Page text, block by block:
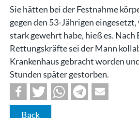
Sie hätten bei der Festnahme
gegen den 53-Jährigen
stark gewehrt habe, hieß es.
Rettungskräfte sei der Mann
Krankenhaus gebracht worden
Stunden später gestorben.
Back